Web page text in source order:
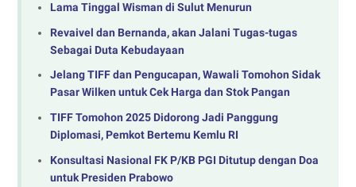
Lama Tinggal Wisman di Sulut Menurun
Revaivel dan Bernanda, akan Jalani Tugas-tugas
Sebagai Duta Kebudayaan
Jelang TIFF dan Pengucapan, Wawali Tomohon Sidak
Pasar Wilken untuk Cek Harga dan Stok Pangan
TIFF Tomohon 2025 Didorong Jadi Panggung
Diplomasi, Pemkot Bertemu Kemlu RI
Konsultasi Nasional FK P/KB PGI Ditutup dengan Doa
untuk Presiden Prabowo